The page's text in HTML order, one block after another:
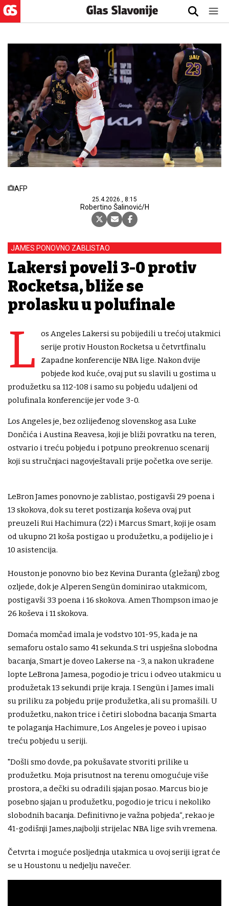
AFP
25.4.2026., 8:15
Robertino Šalinović/H
JAMES PONOVNO ZABLISTAO
Lakersi poveli 3-0 protiv
Rocketsa, bliže se
prolasku u polufinale
L
os Angeles Lakersi su pobijedili u trećoj utakmici
serije protiv Houston Rocketsa u četvrtfinalu
Zapadne konferencije NBA lige. Nakon dvije
pobjede kod kuće, ovaj put su slavili u gostima u
produžetku sa 112-108 i samo su pobjedu udaljeni od
polufinala konferencije jer vode 3-0.
Los Angeles je, bez ozlijeđenog slovenskog asa Luke
Dončića i Austina Reavesa, koji je bliži povratku na teren,
ostvario i treću pobjedu i potpuno preokrenuo scenarij
koji su stručnjaci nagovještavali prije početka ove serije.
LeBron James ponovno je zablistao, postigavši ​​29 poena i
13 skokova, dok su teret postizanja koševa ovaj put
preuzeli Rui Hachimura (22) i Marcus Smart, koji je osam
od ukupno 21 koša postigao u produžetku, a podijelio je i
10 asistencija.
Houston je ponovno bio bez Kevina Duranta (gležanj) zbog
ozljede, dok je Alperen Sengün dominirao utakmicom,
postigavši ​​33 poena i 16 skokova. Amen Thompson imao je
26 koševa i 11 skokova.
Domaća momčad imala je vodstvo 101-95, kada je na
semaforu ostalo samo 41 sekunda.S tri uspješna slobodna
bacanja, Smart je doveo Lakerse na -3, a nakon ukradene
lopte LeBrona Jamesa, pogodio je tricu i odveo utakmicu u
produžetak 13 sekundi prije kraja. I Sengün i James imali
su priliku za pobjedu prije produžetka, ali su promašili. U
produžetku, nakon trice i četiri slobodna bacanja Smarta
te polaganja Hachimure, Los Angeles je poveo i upisao
treću pobjedu u seriji.
"Došli smo dovde, pa pokušavate stvoriti prilike u
produžetku. Moja prisutnost na terenu omogućuje više
prostora, a dečki su odradili sjajan posao. Marcus bio je
posebno sjajan u produžetku, pogodio je tricu i nekoliko
slobodnih bacanja. Definitivno je važna pobjeda“, rekao je
41-godišnji James,najbolji strijelac NBA lige svih vremena.
Četvrta i moguće posljednja utakmica u ovoj seriji igrat će
se u Houstonu u nedjelju navečer.